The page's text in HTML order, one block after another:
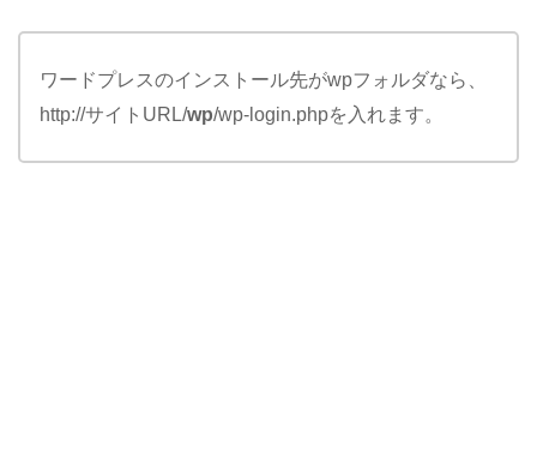
ワードプレスのインストール先がwpフォルダなら、
http://サイトURL/wp/wp-login.phpを入れます。